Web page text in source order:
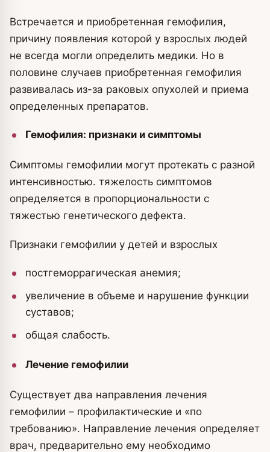
Встречается и приобретенная гемофилия,
причину появления которой у взрослых людей
не всегда могли определить медики. Но в
половине случаев приобретенная гемофилия
развивалась из-за раковых опухолей и приема
определенных препаратов.
Гемофилия: признаки и симптомы
Симптомы гемофилии могут протекать с разной
интенсивностью. тяжелость симптомов
определяется в пропорциональности с
тяжестью генетического дефекта.
Признаки гемофилии у детей и взрослых
постгеморрагическая анемия;
увеличение в объеме и нарушение функции
суставов;
общая слабость.
Лечение гемофилии
Существует два направления лечения
гемофилии – профилактические и «по
требованию». Направление лечения определяет
врач, предварительно ему необходимо